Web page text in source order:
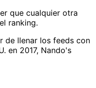
que cualquier otra
ranking.
de llenar los feeds con
en 2017, Nando's